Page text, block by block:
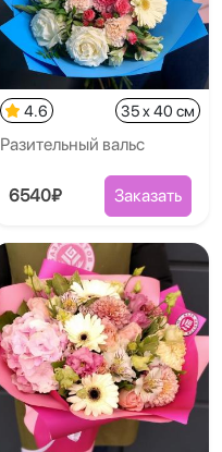
4.6 35 x 40 см
Разительный вальс
6540₽ Заказать